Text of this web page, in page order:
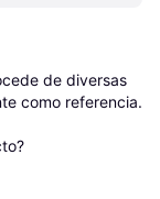
de diversas
como referencia.